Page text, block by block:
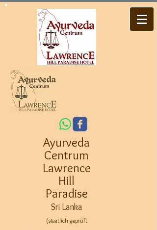
Ayurveda
Centrum
Lawrence
Hill
Paradise
Sri Lanka
(staatlich geprüft